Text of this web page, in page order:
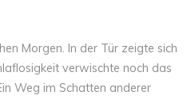
Morgen. In der Tür zeigte sich
verwischte noch das
Weg im Schatten anderer